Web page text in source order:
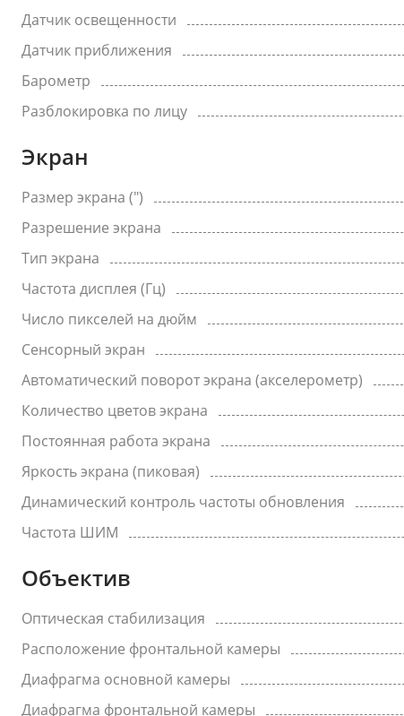
Датчик освещенности
Датчик приближения
Барометр
Разблокировка по лицу
Экран
Размер экрана (")
Разрешение экрана
Тип экрана
Частота дисплея (Гц)
Число пикселей на дюйм
Сенсорный экран
Автоматический поворот экрана (акселерометр)
Количество цветов экрана
Постоянная работа экрана
Яркость экрана (пиковая)
Динамический контроль частоты обновления
Частота ШИМ
Объектив
Оптическая стабилизация
Расположение фронтальной камеры
Диафрагма основной камеры
Диафрагма фронтальной камеры